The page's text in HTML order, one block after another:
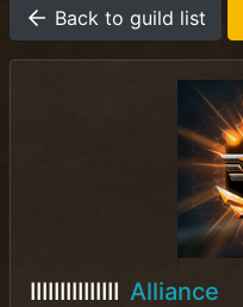
Back to guild list
IIIIIIIIIIIIIII Alliance